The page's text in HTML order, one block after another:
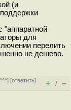
(и
"аппаратной
для
перелить
не дешево.
^^^] [ответить]
+ / –